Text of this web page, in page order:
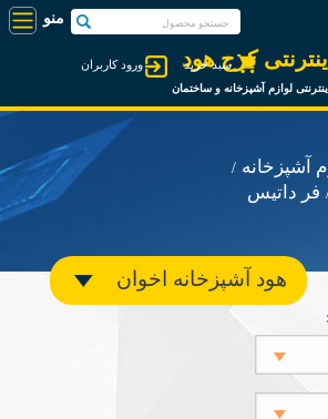
کرج هود
لوازم آشپزخانه و ساختمان
ورود کاربران سبد خرید
آشپزخانه
فر داتیس
هود آشپزخانه اخوان